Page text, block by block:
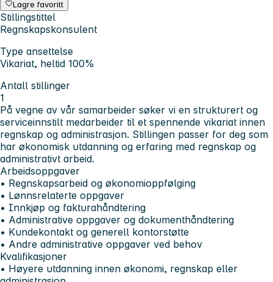
Lagre favoritt
Stillingstittel
Regnskapskonsulent
Type ansettelse
Vikariat, heltid 100%
Antall stillinger
1
På vegne av vår samarbeider søker vi en strukturert og
serviceinnstilt medarbeider til et spennende vikariat innen
regnskap og administrasjon. Stillingen passer for deg som
har økonomisk utdanning og erfaring med regnskap og
administrativt arbeid.
Arbeidsoppgaver
• Regnskapsarbeid og økonomioppfølging
• Lønnsrelaterte oppgaver
• Innkjøp og fakturahåndtering
• Administrative oppgaver og dokumenthåndtering
• Kundekontakt og generell kontorstøtte
• Andre administrative oppgaver ved behov
Kvalifikasjoner
• Høyere utdanning innen økonomi, regnskap eller